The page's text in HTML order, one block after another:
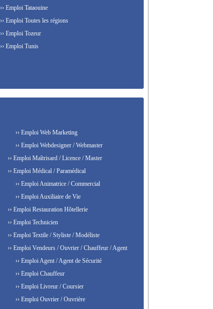
›› Emploi Tataouine
›› Emploi Toutes les régions
›› Emploi Tozeur
›› Emploi Tunis
›› Emploi Web Marketing
›› Emploi Webdesigner / Webmaster
›› Emploi Maîtrisard / Licence / Master
›› Emploi Médical / Paramédical
›› Emploi Animatrice / Commercial
›› Emploi Auxiliaire de Vie
›› Emploi Restauration Hôtellerie
›› Emploi Technicien
›› Emploi Textile / Styliste / Modéliste
›› Emploi Vendeurs / Ouvrier / Chauffeur / Agent
›› Emploi Agent / Agent de Sécurité
›› Emploi Chauffeur
›› Emploi Livreur / Coursier
›› Emploi Ouvrier / Ouvrière